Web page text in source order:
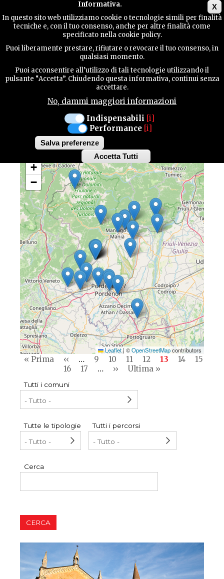
X
Informativa.
In questo sito web utilizziamo cookie o tecnologie simili per finalità
tecniche e, con il tuo consenso, anche per altre finalità come
specificato nella cookie policy.
Puoi liberamente prestare, rifiutare o revocare il tuo consenso, in
qualsiasi momento.
Puoi acconsentire all’utilizzo di tali tecnologie utilizzando il
pulsante “Accetta”. Chiudendo questa informativa, continui senza
accettare.
No, dammi maggiori informazioni
Indispensabili [i]
Performance [i]
Salva preferenze
Accetta Tutti
Withdraw
consent
CONTATTI
Mappa con i punti di
interesse
Scopri tutte le bellezze e le attrattività della
nostra provincia
+
−
Leaflet| ©OpenStreetMapcontributors
Pagination
First
« Prima
Previous
page
‹‹ … Pagina
9 Pagina
10 Pagina
11 Pagina
12
Current
page
13 Pagina
14 Pagina
15
Pagina
16 Pagina
17 …
Next
››
Last
Ultima »
Tutti i comuni
Tutte le tipologie Tutti i percorsi
Cerca